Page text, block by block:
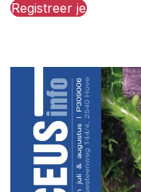
Registreer je